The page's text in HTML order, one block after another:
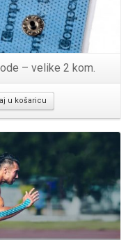
– velike 2 kom.
u košaricu